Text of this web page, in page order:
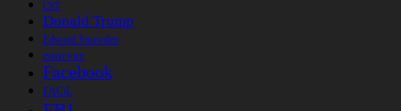
CST
Donald Trump
Edward Snowden
entrevue
Facebook
FACiL